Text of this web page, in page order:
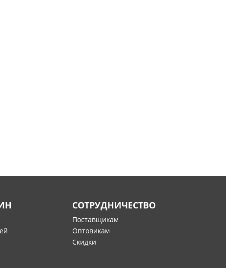
СОТРУДНИЧЕСТВО
Поставщикам
Оптовикам
Скидки